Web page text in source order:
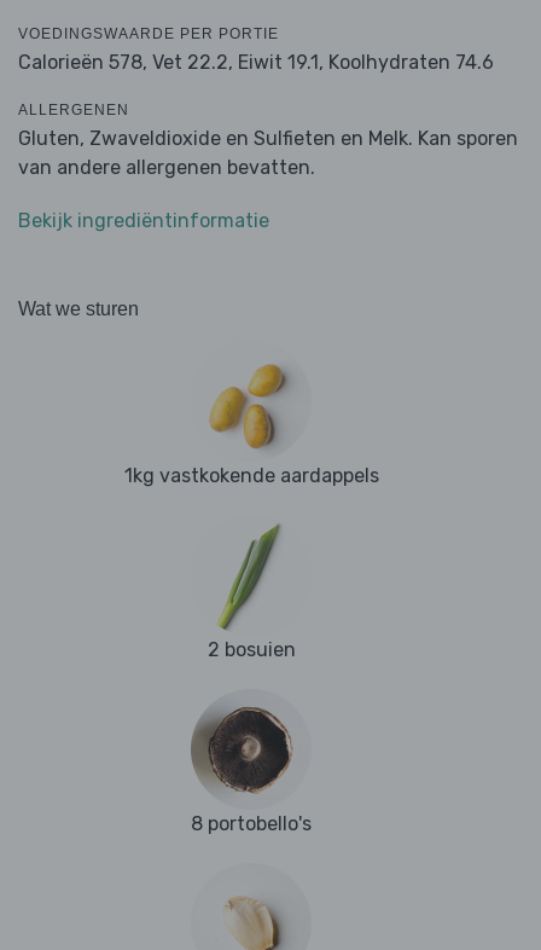
VOEDINGSWAARDE PER PORTIE
Calorieën 578, Vet 22.2, Eiwit 19.1, Koolhydraten 74.6
ALLERGENEN
Gluten, Zwaveldioxide en Sulfieten en Melk. Kan sporen
van andere allergenen bevatten.
Bekijk ingrediëntinformatie
Wat we sturen
1kg vastkokende aardappels
2 bosuien
8 portobello's